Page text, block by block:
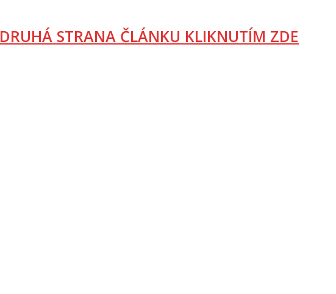
DRUHÁ STRANA ČLÁNKU KLIKNUTÍM ZDE